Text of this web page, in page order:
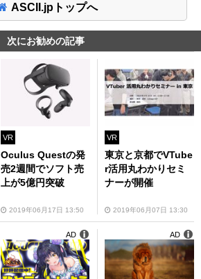
ASCII.jpトップへ
次にお勧めの記事
VR
Oculus Questの発
売2週間でソフト売
上が5億円突破
2019年06月17日 13:50
VR
東京と京都でVTube
r活用丸わかりセミ
ナーが開催
2019年06月07日 13:30
AD AD